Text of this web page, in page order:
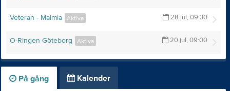
28 jul, 09:30
Aktiva
Veteran - Malmia
20 jul, 09:00
Aktiva
O-Ringen Göteborg
På gång Kalender